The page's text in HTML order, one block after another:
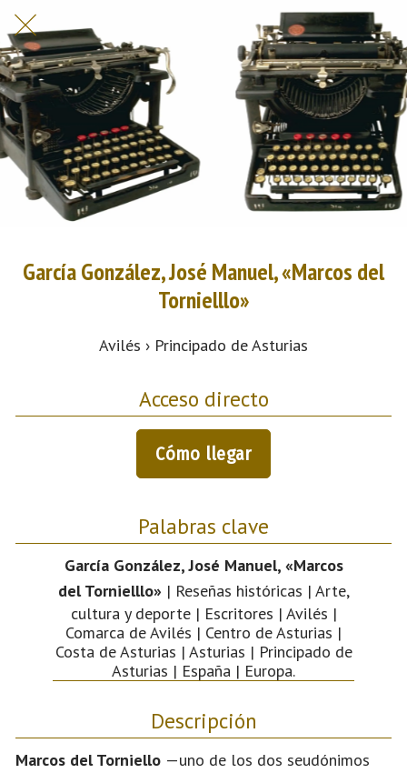
García González, José Manuel, «Marcos del
Tornielllo»
Avilés › Principado de Asturias
Acceso directo
Cómo llegar
Palabras clave
García González, José Manuel, «Marcos
del Tornielllo» | Reseñas históricas | Arte,
cultura y deporte | Escritores | Avilés |
Comarca de Avilés | Centro de Asturias |
Costa de Asturias | Asturias | Principado de
Asturias | España | Europa.
Descripción
Marcos del Torniello —uno de los dos seudónimos